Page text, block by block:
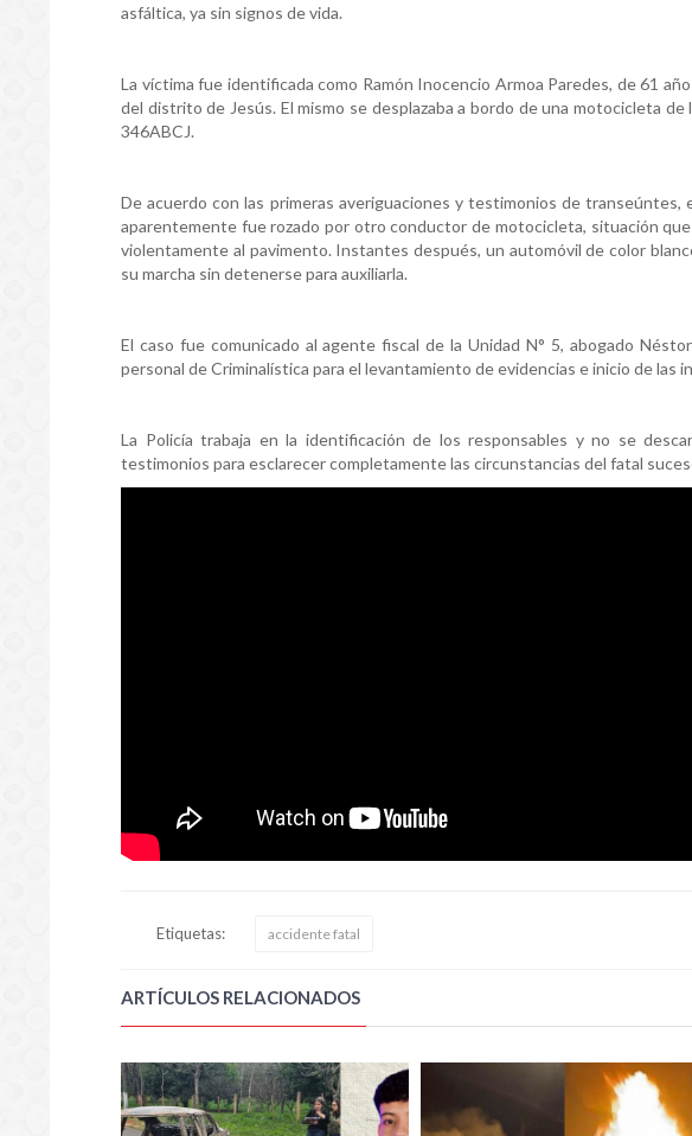
asfáltica, ya sin signos de vida.
La víctima fue identificada como Ramón Inocencio Armoa Paredes, de 61
del distrito de Jesús. El mismo se desplazaba a bordo de una motocicleta
346ABCJ.
De acuerdo con las primeras averiguaciones y testimonios de transeúntes,
aparentemente fue rozado por otro conductor de motocicleta, situación
violentamente al pavimento. Instantes después, un automóvil de color
su marcha sin detenerse para auxiliarla.
El caso fue comunicado al agente fiscal de la Unidad N° 5, abogado
personal de Criminalística para el levantamiento de evidencias e inicio de las
La Policía trabaja en la identificación de los responsables y no se
testimonios para esclarecer completamente las circunstancias del fatal
Etiquetas: accidente fatal
ARTÍCULOS RELACIONADOS